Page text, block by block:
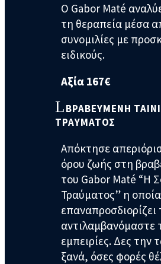
Ο Gabor Maté
τη θεραπεία μέσα
συνομιλίες με
ειδικούς.
Αξία 167€
ΒΡΑΒΕΥΜΕΝΗ
ΤΡΑΥΜΑΤΟΣ
Απόκτησε
όρου ζωής στη
του Gabor Maté “Η
Τραύματος” η οποία
αντιλαμβανόμαστε
εμπειρίες. Δες την
ξανά, όσες φορές